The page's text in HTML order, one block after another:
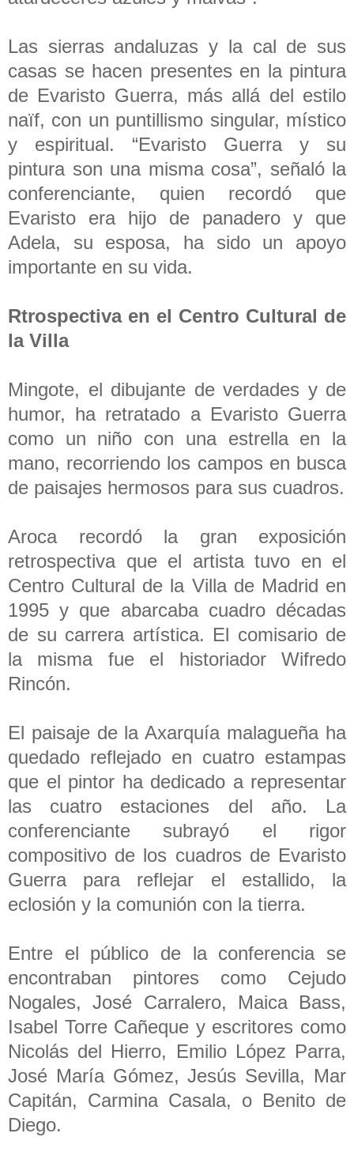
Las sierras andaluzas y la cal de sus
casas se hacen presentes en la pintura
de Evaristo Guerra, más allá del estilo
naïf, con un puntillismo singular, místico
y espiritual. “Evaristo Guerra y su
pintura son una misma cosa”, señaló la
conferenciante, quien recordó que
Evaristo era hijo de panadero y que
Adela, su esposa, ha sido un apoyo
importante en su vida.
Rtrospectiva en el Centro Cultural de
la Villa
Mingote, el dibujante de verdades y de
humor, ha retratado a Evaristo Guerra
como un niño con una estrella en la
mano, recorriendo los campos en busca
de paisajes hermosos para sus cuadros.
Aroca recordó la gran exposición
retrospectiva que el artista tuvo en el
Centro Cultural de la Villa de Madrid en
1995 y que abarcaba cuadro décadas
de su carrera artística. El comisario de
la misma fue el historiador Wifredo
Rincón.
El paisaje de la Axarquía malagueña ha
quedado reflejado en cuatro estampas
que el pintor ha dedicado a representar
las cuatro estaciones del año. La
conferenciante subrayó el rigor
compositivo de los cuadros de Evaristo
Guerra para reflejar el estallido, la
eclosión y la comunión con la tierra.
Entre el público de la conferencia se
encontraban pintores como Cejudo
Nogales, José Carralero, Maica Bass,
Isabel Torre Cañeque y escritores como
Nicolás del Hierro, Emilio López Parra,
José María Gómez, Jesús Sevilla, Mar
Capitán, Carmina Casala, o Benito de
Diego.